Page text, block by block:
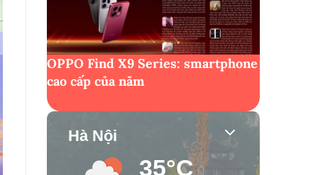
OPPO Find X9 Series: smartphone
cao cấp của năm
Hà Nội
35°C